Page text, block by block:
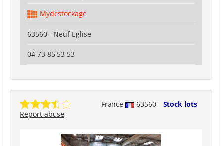
Mydestockage
63560 - Neuf Eglise
04 73 85 53 53
France 63560
Stock lots
Report abuse